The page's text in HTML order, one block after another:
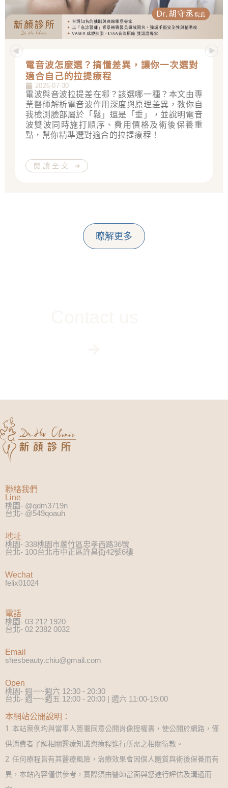
電音波怎麼選？搞懂差異，讓你一次選對
適合自己的拉提療程
2026-07-30
電波與音波拉提差在哪？該選哪一種？本文由專
業醫師解析電音波作用深度與原理差異，教你自
我檢測臉部屬於「鬆」還是「垂」，並說明電音
波雙波同時施打順序、費用價格及術後保養重
點，幫你精準選對適合的拉提療程！
閱讀全文 ➜
暸解更多
聯絡我們
Line
桃園- @qdm3719n
台北- @549qoauh
地址
桃園- 338桃園市蘆竹區忠孝西路36號
台北- 100台北市中正區許昌街42號6樓
Wechat
felix01024
電話
桃園- 03 212 1920
台北- 02 2382 0032
Email
shesbeauty.chiu@gmail.com
Open
桃園- 週一~週六 12:30 - 20:30
台北- 週一~週五 12:00 - 20:00 | 週六 11:00-19:00
本網站公開說明：
1. 本站案例均與當事人簽署同意公開肖像授權書，使公開於網路，僅
供消費者了解相關醫療知識與療程進行所需之相關衛教。
2. 任何療程皆有其醫療風險，治療效果會因個人體質與術後保養而有
異，本站內容僅供參考，實際須由醫師當面與您進行評估及溝通而